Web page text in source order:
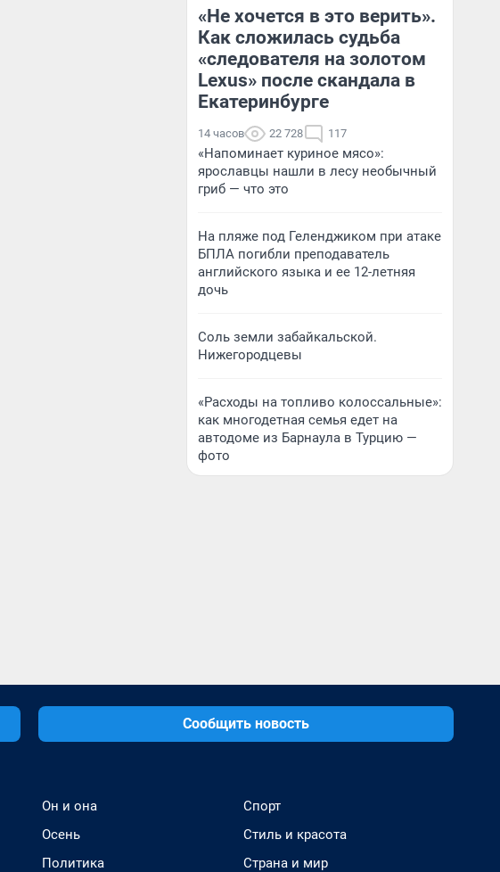
«Не хочется в это верить».
Как сложилась судьба
«следователя на золотом
Lexus» после скандала в
Екатеринбурге
14 часов 22 728 117
«Напоминает куриное мясо»:
ярославцы нашли в лесу необычный
гриб — что это
На пляже под Геленджиком при атаке
БПЛА погибли преподаватель
английского языка и ее 12-летняя
дочь
Соль земли забайкальской.
Нижегородцевы
«Расходы на топливо колоссальные»:
как многодетная семья едет на
автодоме из Барнаула в Турцию —
фото
Сообщить новость
Он и она
Осень
Политика
Спорт
Стиль и красота
Страна и мир